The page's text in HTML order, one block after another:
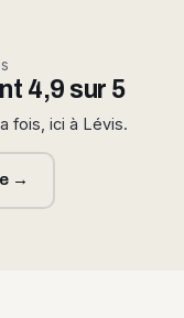
4,9 sur 5
fois, ici à Lévis.
→